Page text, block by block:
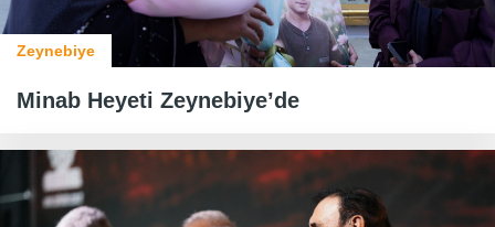
Zeynebiye
Minab Heyeti Zeynebiye’de